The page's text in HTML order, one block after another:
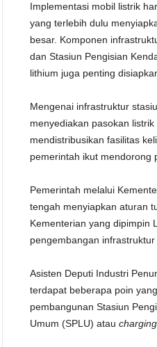
Implementasi mobil listrik
yang terlebih dulu
besar. Komponen
dan Stasiun Pengisian
lithium juga penting
Mengenai infrastruktur
menyediakan pasokan
mendistribusikan fasilitas
pemerintah ikut mendorong
Pemerintah melalui
tengah menyiapkan aturan
Kementerian yang dipimpin
pengembangan
Asisten Deputi Industri
terdapat beberapa poin
pembangunan Stasiun
Umum (SPLU) atau